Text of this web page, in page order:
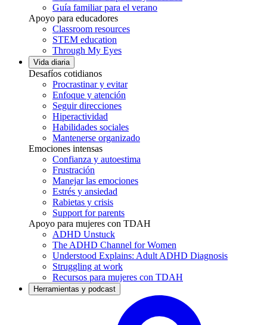
Guía familiar para el verano
Apoyo para educadores
Classroom resources
STEM education
Through My Eyes
Vida diaria
Desafíos cotidianos
Procrastinar y evitar
Enfoque y atención
Seguir direcciones
Hiperactividad
Habilidades sociales
Mantenerse organizado
Emociones intensas
Confianza y autoestima
Frustración
Manejar las emociones
Estrés y ansiedad
Rabietas y crisis
Support for parents
Apoyo para mujeres con TDAH
ADHD Unstuck
The ADHD Channel for Women
Understood Explains: Adult ADHD Diagnosis
Struggling at work
Recursos para mujeres con TDAH
Herramientas y podcast